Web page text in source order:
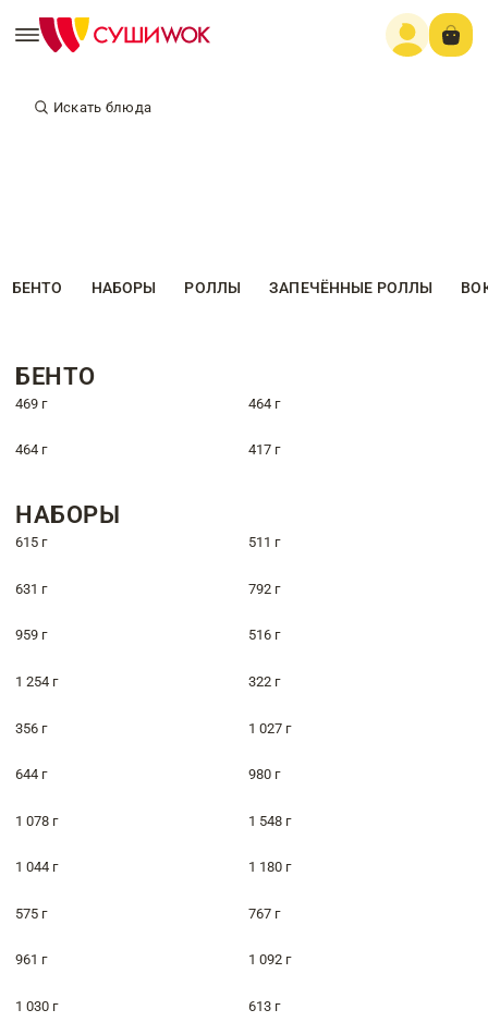
Искать блюда
БЕНТО НАБОРЫ РОЛЛЫ ЗАПЕЧЁННЫЕ РОЛЛЫ
БЕНТО
469 г 464 г
464 г 417 г
НАБОРЫ
615 г 511 г
631 г 792 г
959 г 516 г
1 254 г 322 г
356 г 1 027 г
644 г 980 г
1 078 г 1 548 г
1 044 г 1 180 г
575 г 767 г
961 г 1 092 г
1 030 г 613 г